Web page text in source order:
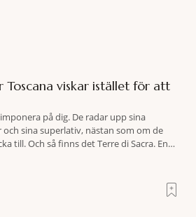
Toscana viskar istället för att
på dig. De radar upp sina
sina superlativ, nästan som om de
till. Och så finns det Terre di Sacra. En